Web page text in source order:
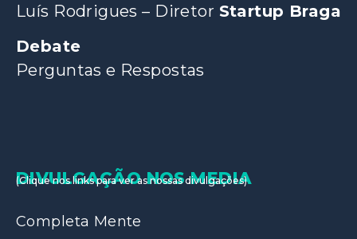
Luís Rodrigues – Diretor Startup Braga
Debate
Perguntas e Respostas
DIVULGAÇÃO NOS MEDIA
(Clique nos links para ver as nossas divulgações)
Completa Mente